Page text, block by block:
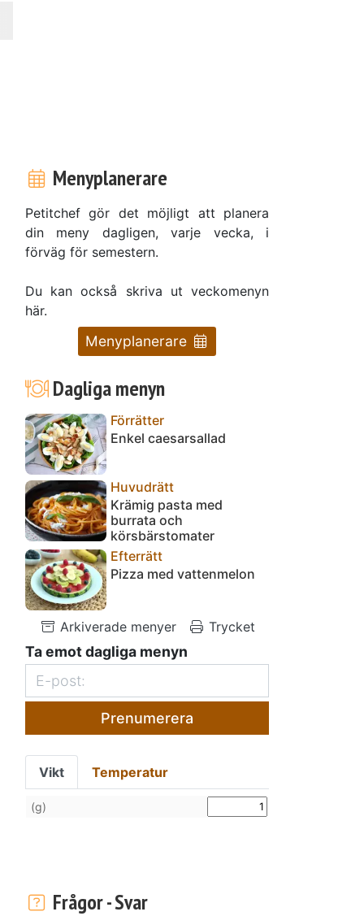
Menyplanerare
Petitchef gör det möjligt att planera
din meny dagligen, varje vecka, i
förväg för semestern.
Du kan också skriva ut veckomenyn
här.
Menyplanerare
Dagliga menyn
Förrätter
Enkel caesarsallad
Huvudrätt
Krämig pasta med
burrata och
körsbärstomater
Efterrätt
Pizza med vattenmelon
Arkiverade menyer Trycket
Ta emot dagliga menyn
Prenumerera
Vikt Temperatur
(g)
Frågor - Svar